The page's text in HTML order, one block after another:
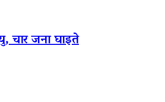
चार जना घाइते